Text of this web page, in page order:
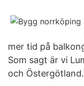
mer tid på
Som sagt är vi
och Östergötland.